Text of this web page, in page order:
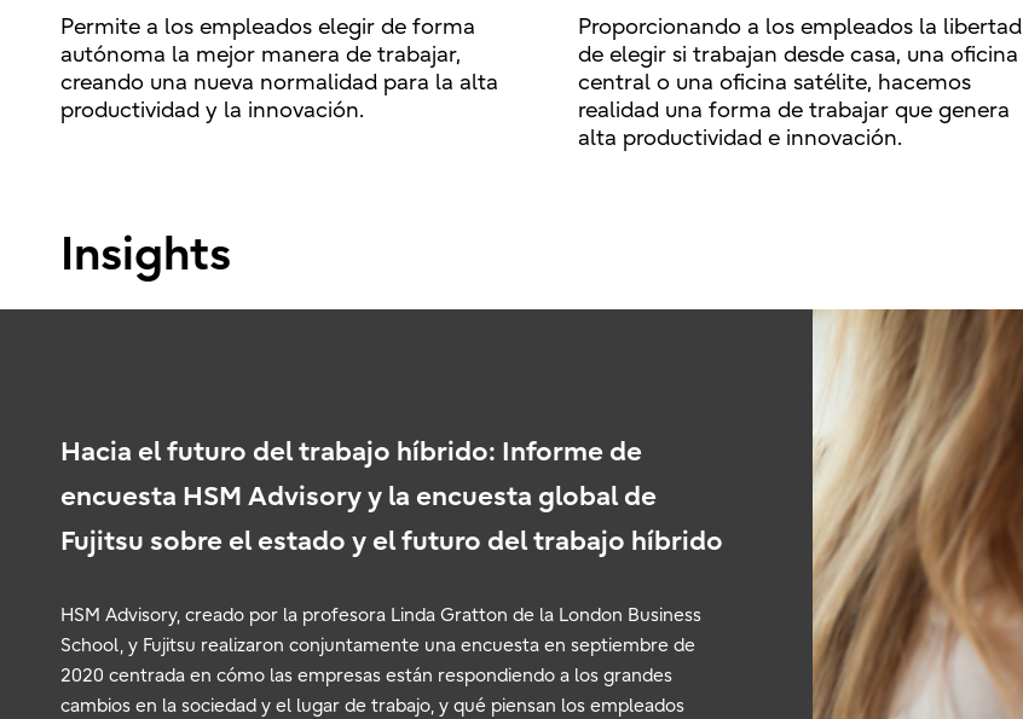
Permite a los empleados elegir de forma
autónoma la mejor manera de trabajar,
creando una nueva normalidad para la alta
productividad y la innovación.
Proporcionando a los empleados la libertad
de elegir si trabajan desde casa, una oficina
central o una oficina satélite, hacemos
realidad una forma de trabajar que genera
alta productividad e innovación.
Insights
Hacia el futuro del trabajo híbrido: Informe de
encuesta HSM Advisory y la encuesta global de
Fujitsu sobre el estado y el futuro del trabajo híbrido
HSM Advisory, creado por la profesora Linda Gratton de la London Business
School, y Fujitsu realizaron conjuntamente una encuesta en septiembre de
2020 centrada en cómo las empresas están respondiendo a los grandes
cambios en la sociedad y el lugar de trabajo, y qué piensan los empleados